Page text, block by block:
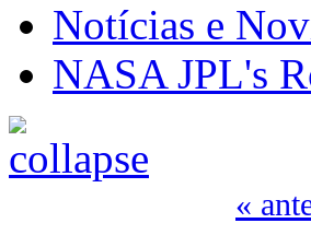
Notícias e
NASA JPL's
«